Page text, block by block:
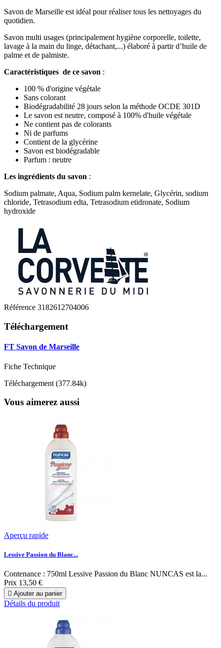
Savon de Marseille est idéal pour réaliser tous les nettoyages du
quotidien.
Savon multi usages (principalement hygiène corporelle, toilette,
lavage à la main du linge, détachant,...) élaboré à partir d’huile de
palme et de palmiste.
Caractéristiques de ce savon :
100 % d'origine végétale
Sans colorant
Biodégradabilité 28 jours selon la méthode OCDE 301D
Le savon est neutre, composé à 100% d'huile végétale
Ne contient pas de colorants
Ni de parfums
Contient de la glycérine
Savon est biodégradable
Parfum : neutre
Les ingrédients du savon :
Sodium palmate, Aqua, Sodium palm kernelate, Glycérin, sodium
chloride, Tetrasodium edta, Tetrasodium etidronate, Sodium
hydroxide
Référence 3182612704006
Téléchargement
FT Savon de Marseille
Fiche Technique
Téléchargement (377.84k)
Vous aimerez aussi
Aperçu rapide
Lessive Passion du Blanc...
Contenance : 750ml Lessive Passion du Blanc NUNCAS est la...
Prix 13,50 €
 Ajouter au panier
Détails du produit